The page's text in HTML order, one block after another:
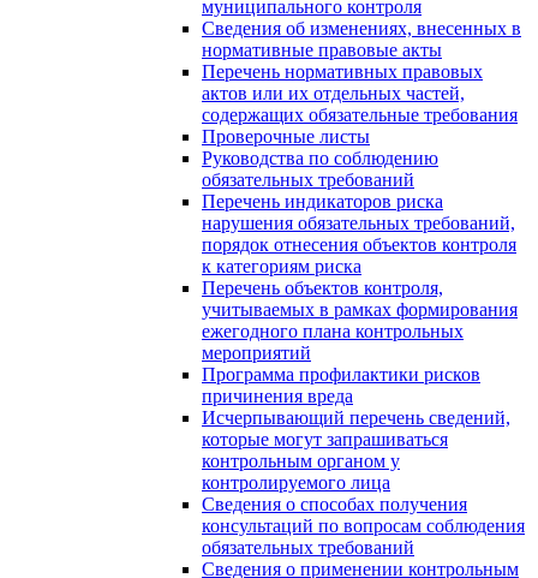
муниципального контроля
Сведения об изменениях, внесенных в
нормативные правовые акты
Перечень нормативных правовых
актов или их отдельных частей,
содержащих обязательные требования
Проверочные листы
Руководства по соблюдению
обязательных требований
Перечень индикаторов риска
нарушения обязательных требований,
порядок отнесения объектов контроля
к категориям риска
Перечень объектов контроля,
учитываемых в рамках формирования
ежегодного плана контрольных
мероприятий
Программа профилактики рисков
причинения вреда
Исчерпывающий перечень сведений,
которые могут запрашиваться
контрольным органом у
контролируемого лица
Сведения о способах получения
консультаций по вопросам соблюдения
обязательных требований
Сведения о применении контрольным